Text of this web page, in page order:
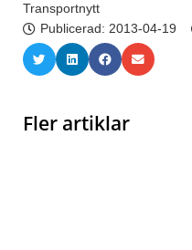
Transportnytt
Publicerad: 2013-04-19
Fler artiklar